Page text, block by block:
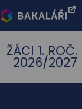
ŽÁCI 1. ROČ.
2026/2027
Bakaláři